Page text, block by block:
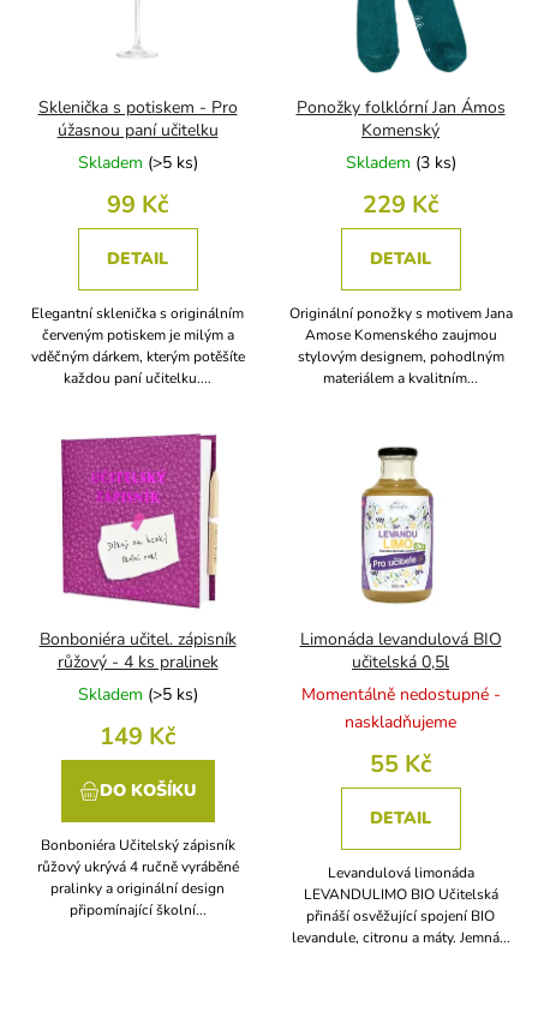
Sklenička s potiskem - Pro
úžasnou paní učitelku
Skladem (>5 ks)
99 Kč
DETAIL
Elegantní sklenička s originálním
červeným potiskem je milým a
vděčným dárkem, kterým potěšíte
každou paní učitelku....
Ponožky folklórní Jan Ámos
Komenský
Skladem (3 ks)
229 Kč
DETAIL
Originální ponožky s motivem Jana
Amose Komenského zaujmou
stylovým designem, pohodlným
materiálem a kvalitním...
Bonboniéra učitel. zápisník
růžový - 4 ks pralinek
Skladem (>5 ks)
149 Kč
DO KOŠÍKU
Bonboniéra Učitelský zápisník
růžový ukrývá 4 ručně vyráběné
pralinky a originální design
připomínající školní...
Limonáda levandulová BIO
učitelská 0,5l
Momentálně nedostupné -
naskladňujeme
55 Kč
DETAIL
Levandulová limonáda
LEVANDULIMO BIO Učitelská
přináší osvěžující spojení BIO
levandule, citronu a máty. Jemná...